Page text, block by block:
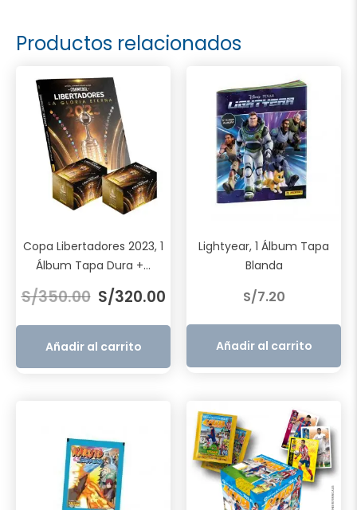
Productos relacionados
Copa Libertadores 2023, 1
Álbum Tapa Dura +...
S/350.00 precio
original
era:
S/320.00precio
actual
S/320.00.
Añadir al carrito
Lightyear, 1 Álbum Tapa
Blanda
S/7.20
Añadir al carrito